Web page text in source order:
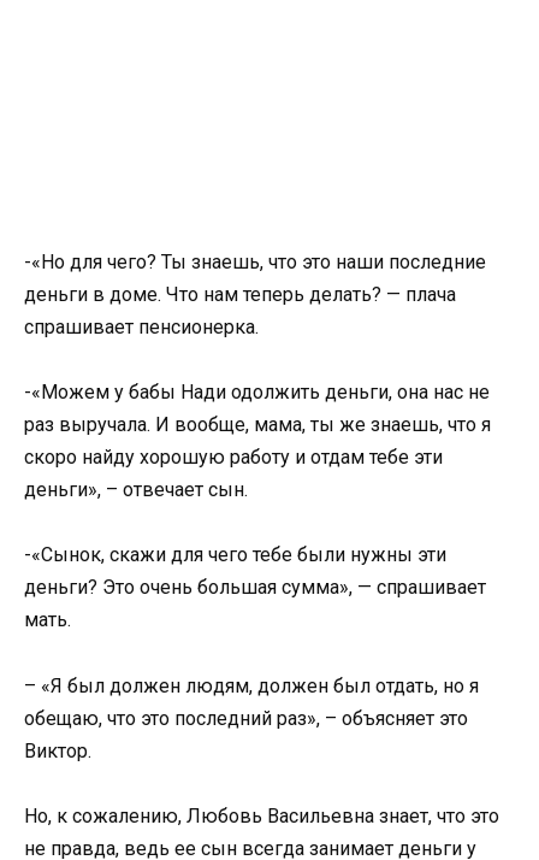
-«Но для чего? Ты знаешь, что это наши последние
деньги в доме. Что нам теперь делать? — плача
спрашивает пенсионерка.
-«Можем у бабы Нади одолжить деньги, она нас не
раз выручала. И вообще, мама, ты же знаешь, что я
скоро найду хорошую работу и отдам тебе эти
деньги», – отвечает сын.
-«Сынок, скажи для чего тебе были нужны эти
деньги? Это очень большая сумма», — спрашивает
мать.
– «Я был должен людям, должен был отдать, но я
обещаю, что это последний раз», – объясняет это
Виктор.
Но, к сожалению, Любовь Васильевна знает, что это
не правда, ведь ее сын всегда занимает деньги у